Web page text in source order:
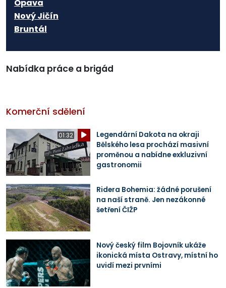
Opava
Nový Jičín
Bruntál
Nabídka práce a brigád
Komerční sdělení
01:32
Legendární Dakota na okraji
Bělského lesa prochází masivní
proměnou a nabídne exkluzivní
gastronomii
Ridera Bohemia: žádné porušení
na naší straně. Jen nezákonné
šetření ČIŽP
Nový český film Bojovník ukáže
ikonická místa Ostravy, místní ho
uvidí mezi prvními